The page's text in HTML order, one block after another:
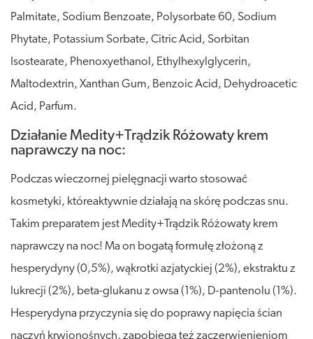
Palmitate, Sodium Benzoate, Polysorbate 60, Sodium
Phytate, Potassium Sorbate, Citric Acid, Sorbitan
Isostearate, Phenoxyethanol, Ethylhexylglycerin,
Maltodextrin, Xanthan Gum, Benzoic Acid, Dehydroacetic
Acid, Parfum.
Działanie Medity+Trądzik Różowaty krem
naprawczy na noc:
Podczas wieczornej pielęgnacji warto stosować
kosmetyki, któreaktywnie działają na skórę podczas snu.
Takim preparatem jest Medity+Trądzik Różowaty krem
naprawczy na noc! Ma on bogatą formułę złożoną z
hesperydyny (0,5%), wąkrotki azjatyckiej (2%), ekstraktu z
lukrecji (2%), beta-glukanu z owsa (1%), D-pantenolu (1%).
Hesperydyna przyczynia się do poprawy napięcia ścian
naczyń krwionośnych, zapobiega też zaczerwienieniom